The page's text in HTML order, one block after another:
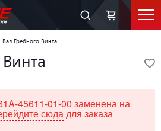
Вал Гребного Винта
45611-01-00 заменена на
сюдадля заказа